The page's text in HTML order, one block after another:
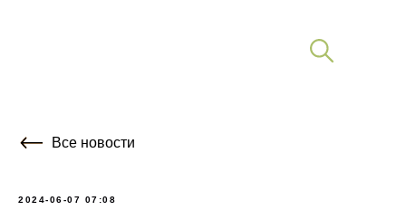
Все новости
2024-06-07 07:08